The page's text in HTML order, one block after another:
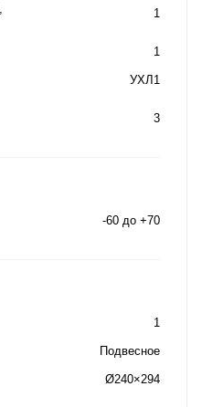
1
1
УХЛ1
3
-60 до +70
1
Подвесное
Ø240×294